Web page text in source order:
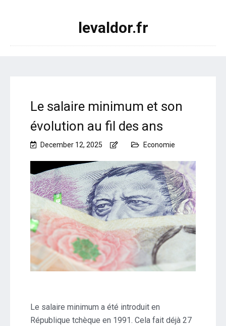
levaldor.fr
Le salaire minimum et son
évolution au fil des ans
December 12, 2025 Economie
Le salaire minimum a été introduit en
République tchèque en 1991. Cela fait déjà 27